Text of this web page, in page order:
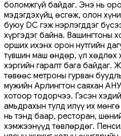
боломжгүй байдаг. Энэ нь
мэдэгдэхүйц өсгөж, олон
буюу DC гэж нэрлэгддэг
хүргэдэг байна. Вашингтоны
орших ихэнх орон нутгийн
түвшин маш өндөр, үл хөдлөх
хэргийн гаралт бага байдаг.
төвөөс метроны гурван
мужийн Арлингтон саяхан
хотоор тодорчээ. Гэсэн
амьдрахын тулд илүү их
нь тэнд баар, ресторан,
хэмжээнүүд төвлөрдөг.